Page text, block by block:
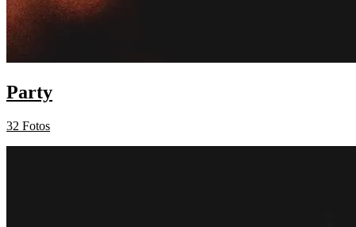
Party
32 Fotos